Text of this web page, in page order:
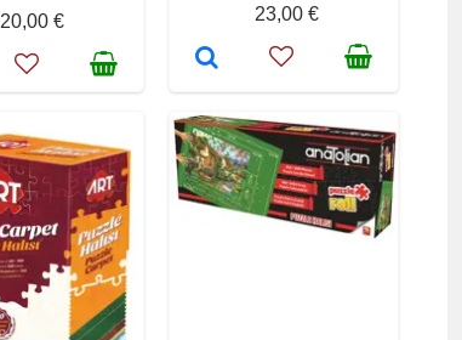
20,00 €
23,00 €